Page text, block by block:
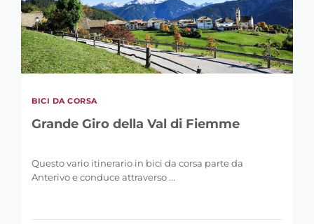
RAFFINA LA
RICERCA
BICI DA CORSA
Grande Giro della Val di Fiemme
Questo vario itinerario in bici da corsa parte da
Anterivo e conduce attraverso ...